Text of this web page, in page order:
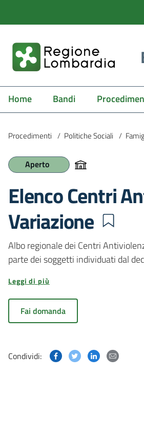
Home Bandi
Procedimenti / Politiche Sociali /
Aperto
Elenco Centri
Variazione
Albo regionale dei Centri
parte dei soggetti individuati dal
Leggi di più
Fai domanda
Condividi: Condividi questa
CondividiCondividi